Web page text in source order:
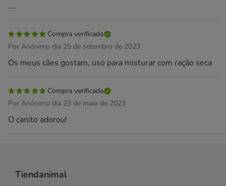
....
Compra verificada
Por Anónimo dia 25 de setembro de 2023
Os meus cães gostam, uso para misturar com ração seca
Compra verificada
Por Anónimo dia 23 de maio de 2023
O canito adorou!
Tiendanimal